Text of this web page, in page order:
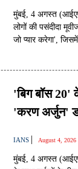
मुंबई, 4 अगस्त
लोगों की पसंदीदा
जो प्यार करेगा',
'बिग बॉस 20'
'करण अर्जुन'
IANS | August 4,
मुंबई, 4 अगस्त